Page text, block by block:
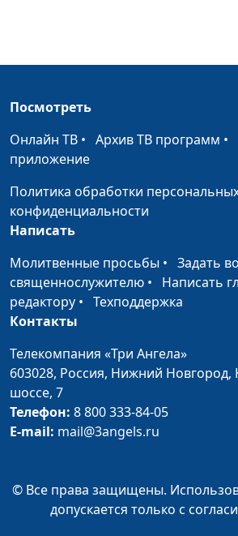
разрушительные мифы
Интимная жизнь:
спасительные табу
(вторая часть)
Виталий
Интимная жизнь:
(первая часть)
духовного
Главный секрет
(вторая часть)
духовного
Главный секрет
супружеского счастья
Роли в семье: жена в
брюках, муж в юбке?
Посмотреть
Онлайн ТВ • Архив ТВ программ •
приложение
Политика обработки
конфиденциальности
Написать
Молитвенные просьбы • Задать
священнослужителю • Написать
редактору • Техподдержка
Контакты
Телекомпания «Три Ангела»
603028, Россия, Нижний Новгород,
шоссе, 7
Телефон: 8 800 333-84-05
E-mail: mail@3angels.ru
© Все права защищены.
допускается только с